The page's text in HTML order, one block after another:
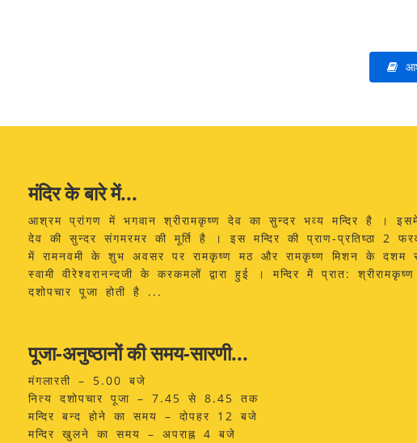
मंदिर के बारे में...
आश्रम प्रांगण में भगवान श्रीरामकृष्ण देव का सुन्दर भव्य मन्दिर है । इसमें
देव की सुन्दर संगमरमर की मूर्ति है । इस मन्दिर की प्राण-प्रतिष्ठा 2
में रामनवमी के शुभ अवसर पर रामकृष्ण मठ और रामकृष्ण मिशन के दशम
स्वामी वीरेश्वरानन्दजी के करकमलों द्वारा हुई । मन्दिर में प्रात:
दशोपचार पूजा होती है ...
पूजा-अनुष्ठानों की समय-सारणी...
मंगलारती – 5.00 बजे
नित्य दशोपचार पूजा – 7.45 से 8.45 तक
मन्दिर बन्द होने का समय – दोपहर 12 बजे
मन्दिर खुलने का समय – अपराह्न 4 बजे